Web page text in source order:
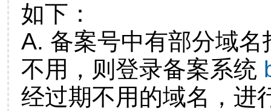
如下：
A. 备案号中有部分域
不用，则登录备案系统
经过期不用的域名，进